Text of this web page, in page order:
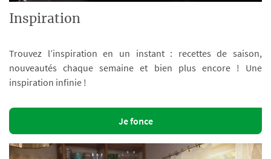
Inspiration
Trouvez l’inspiration en un instant : recettes de saison,
nouveautés chaque semaine et bien plus encore ! Une
inspiration infinie !
Je fonce